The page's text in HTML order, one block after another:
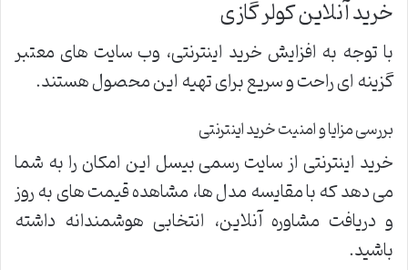
خرید آنلاین کولر گازی
با توجه به افزایش خرید اینترنتی، وب سایت های معتبر
گزینه ای راحت و سریع برای تهیه این محصول هستند.
بررسی مزایا و امنیت خرید اینترنتی
خرید اینترنتی از سایت رسمی بیسل این امکان را به شما
می دهد که با مقایسه مدل ها، مشاهده قیمت های به روز
و دریافت مشاوره آنلاین، انتخابی هوشمندانه داشته
باشید.